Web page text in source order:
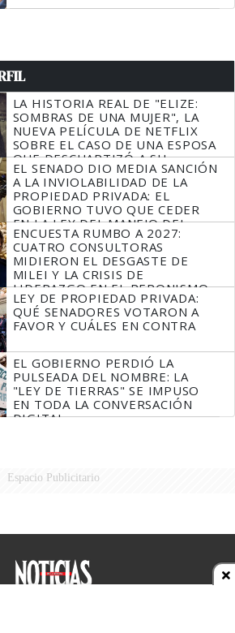
LA HISTORIA REAL DE "ELIZE:
SOMBRAS DE UNA MUJER", LA
NUEVA PELÍCULA DE NETFLIX
SOBRE EL CASO DE UNA ESPOSA
QUE DESCUARTIZÓ A SU
MARIDO
EL SENADO DIO MEDIA SANCIÓN
A LA INVIOLABILIDAD DE LA
PROPIEDAD PRIVADA: EL
GOBIERNO TUVO QUE CEDER
EN LA LEY DEL MANEJO DEL
FUEGO
ENCUESTA RUMBO A 2027:
CUATRO CONSULTORAS
MIDIERON EL DESGASTE DE
MILEI Y LA CRISIS DE
LIDERAZGO EN EL PERONISMO
LEY DE PROPIEDAD PRIVADA:
QUÉ SENADORES VOTARON A
FAVOR Y CUÁLES EN CONTRA
EL GOBIERNO PERDIÓ LA
PULSEADA DEL NOMBRE: LA
"LEY DE TIERRAS" SE IMPUSO
EN TODA LA CONVERSACIÓN
DIGITAL
Espacio Publicitario